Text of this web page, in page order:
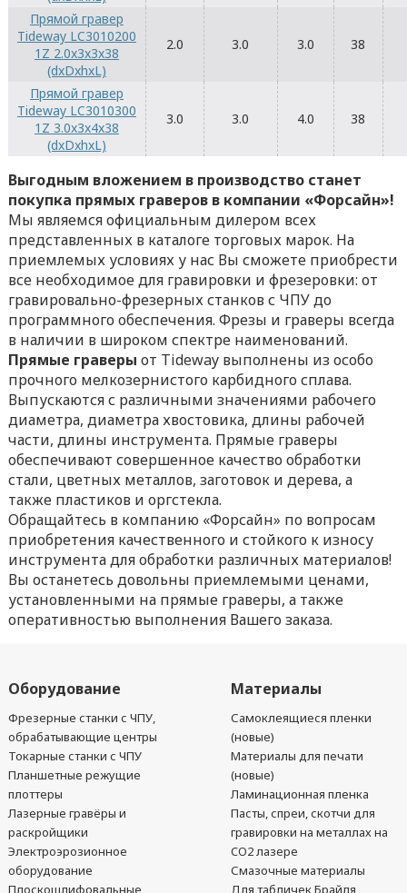
Прямой гравер
Tideway LC3010200
1Z 2.0x3x3x38
(dxDxhxL)
2.0 3.0 3.0 38
Прямой гравер
Tideway LC3010300
1Z 3.0x3x4x38
(dxDxhxL)
3.0 3.0 4.0 38
Выгодным вложением в производство станет
покупка прямых граверов в компании «Форсайн»!
Мы являемся официальным дилером всех
представленных в каталоге торговых марок. На
приемлемых условиях у нас Вы сможете приобрести
все необходимое для гравировки и фрезеровки: от
гравировально-фрезерных станков с ЧПУ до
программного обеспечения. Фрезы и граверы всегда
в наличии в широком спектре наименований.
Прямые граверы от Tideway выполнены из особо
прочного мелкозернистого карбидного сплава.
Выпускаются с различными значениями рабочего
диаметра, диаметра хвостовика, длины рабочей
части, длины инструмента. Прямые граверы
обеспечивают совершенное качество обработки
стали, цветных металлов, заготовок и дерева, а
также пластиков и оргстекла.
Обращайтесь в компанию «Форсайн» по вопросам
приобретения качественного и стойкого к износу
инструмента для обработки различных материалов!
Вы останетесь довольны приемлемыми ценами,
установленными на прямые граверы, а также
оперативностью выполнения Вашего заказа.
Оборудование
Фрезерные станки с ЧПУ,
обрабатывающие центры
Токарные станки с ЧПУ
Планшетные режущие
плоттеры
Лазерные гравёры и
раскройщики
Электроэрозионное
оборудование
Плоскошлифовальные
Материалы
Самоклеящиеся пленки
(новые)
Материалы для печати
(новые)
Ламинационная пленка
Пасты, спреи, скотчи для
гравировки на металлах на
CO2 лазере
Смазочные материалы
Для табличек Брайля